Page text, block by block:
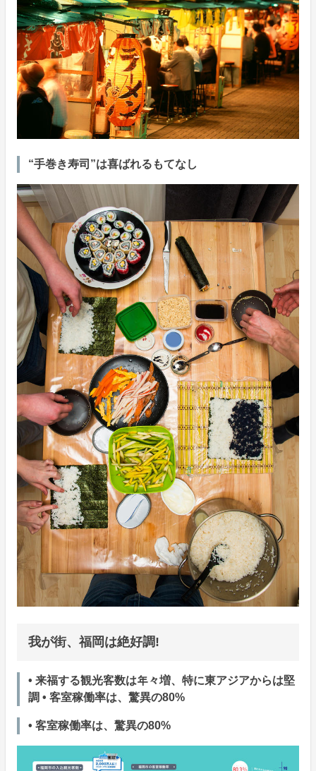
“手巻き寿司”は喜ばれるもてなし
我が街、福岡は絶好調!
• 来福する観光客数は年々増、特に東アジアからは堅
調 • 客室稼働率は、驚異の80%
• 客室稼働率は、驚異の80%